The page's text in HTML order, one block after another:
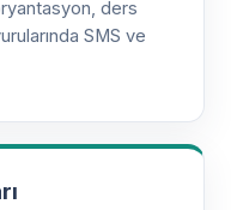
ders
SMS ve